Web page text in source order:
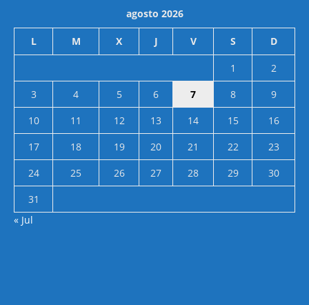
agosto 2026
L M X J V S D
1
2
3
4 5 6 7 8
9
10
11 12 13 14 15
16
17
18 19 20 21 22
23
24
25 26 27 28 29
30
31
« Jul